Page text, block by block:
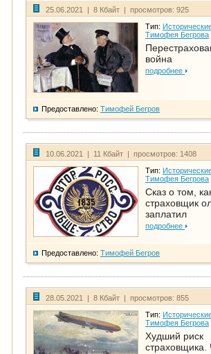
25.06.2021 | 8 Кбайт | просмотров: 925
Тип:
Тимофея Бегрова
война
подробнее
Предоставлено: Тимофей Бегров
10.06.2021 | 11 Кбайт | просмотров: 1408
Тип:
Тимофея Бегрова
Сказ о том,
страховщик
заплатил
подробнее
Предоставлено: Тимофей Бегров
28.05.2021 | 8 Кбайт | просмотров: 855
Тип:
Тимофея Бегрова
Худший риск
страховщика.